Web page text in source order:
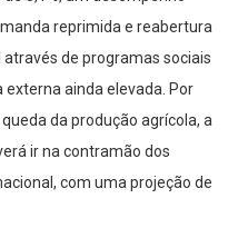
reprimida e reabertura
de programas sociais
ainda elevada. Por
da produção agrícola, a
ir na contramão dos
com uma projeção de